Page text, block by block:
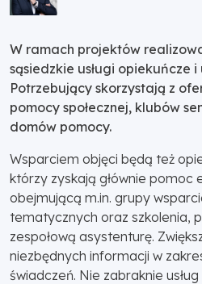
W ramach projektów
sąsiedzkie usługi opiekuńcze i
Potrzebujący skorzystają z
pomocy społecznej, klubów
domów pomocy.
Wsparciem objęci będą też
którzy zyskają głównie pomoc
obejmującą m.in. grupy
tematycznych oraz szkolenia,
zespołową asystenturę.
niezbędnych informacji w
świadczeń. Nie zabraknie